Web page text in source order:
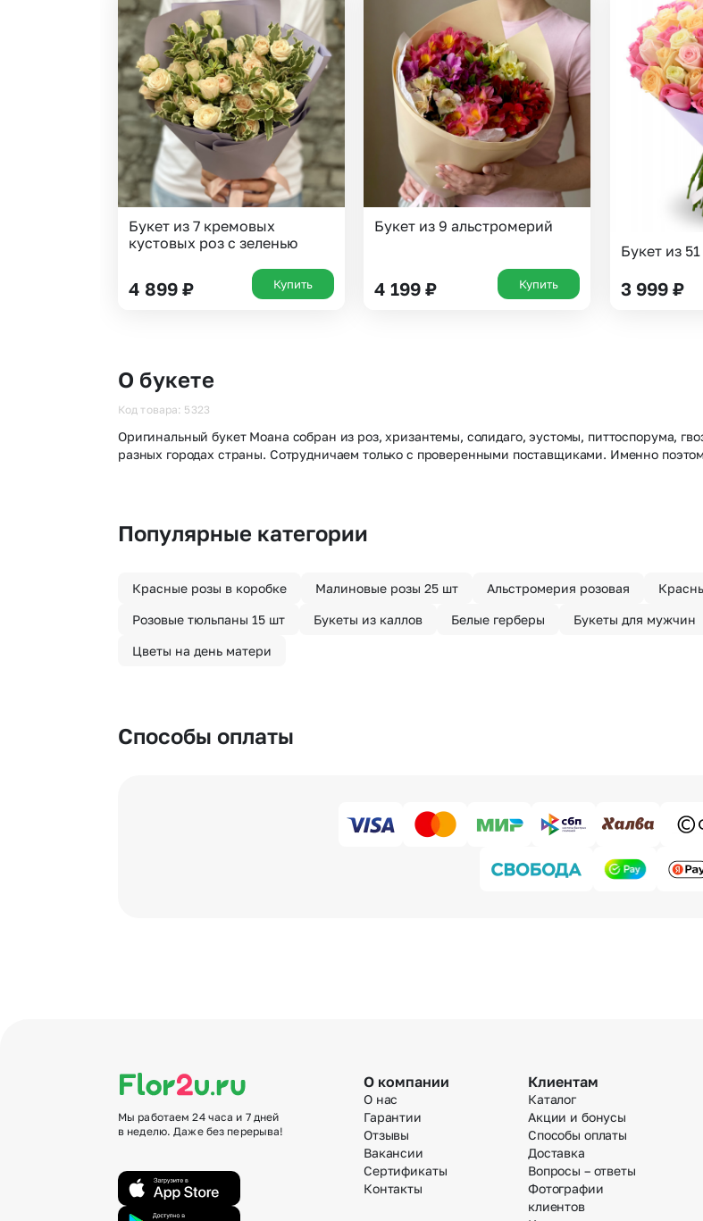
Букет из 7 кремовых
кустовых роз с зеленью
4 899 ₽ Купить
Букет из 9 альстромерий
4 199₽ Купить
Букет из
3 999 ₽
О букете
Код товара: 5323
Оригинальный букет Моана собран из роз, хризантемы, солидаго, эустомы, питтоспорума,
разных городах страны. Сотрудничаем только с проверенными поставщиками. Именно
Популярные категории
Красные розы в коробке Малиновые розы 25 шт Альстромерия розовая
Розовые тюльпаны 15 шт Букеты из каллов Белые герберы Букеты для мужчин
Цветы на день матери
Способы оплаты
Мы работаем 24 часа и 7 дней
в неделю. Даже без перерыва!
О компании
О нас
Гарантии
Отзывы
Вакансии
Сертификаты
Контакты
Клиентам
Каталог
Акции и бонусы
Способы оплаты
Доставка
Вопросы – ответы
Фотографии
клиентов